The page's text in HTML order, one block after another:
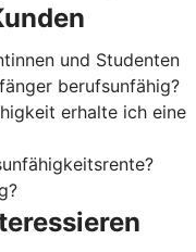
und Studenten
berufsunfähig?
erhalte ich eine